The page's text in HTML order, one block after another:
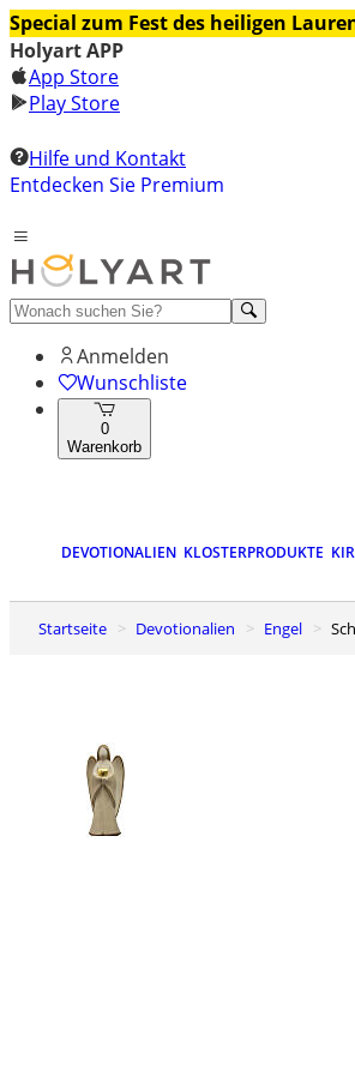
Special zum Fest des heiligen
Holyart APP
App Store
Play Store
Hilfe und Kontakt
Entdecken Sie Premium
Anmelden
Wunschliste
0
Warenkorb
DEVOTIONALIEN KLOSTERPRODUKTE
Startseite Devotionalien Engel